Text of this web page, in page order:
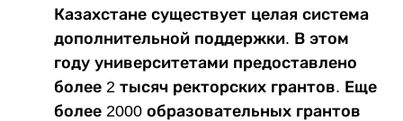
Казахстане существует целая система
дополнительной поддержки. В этом
году университетами предоставлено
более 2 тысяч ректорских грантов. Еще
более 2000 образовательных грантов